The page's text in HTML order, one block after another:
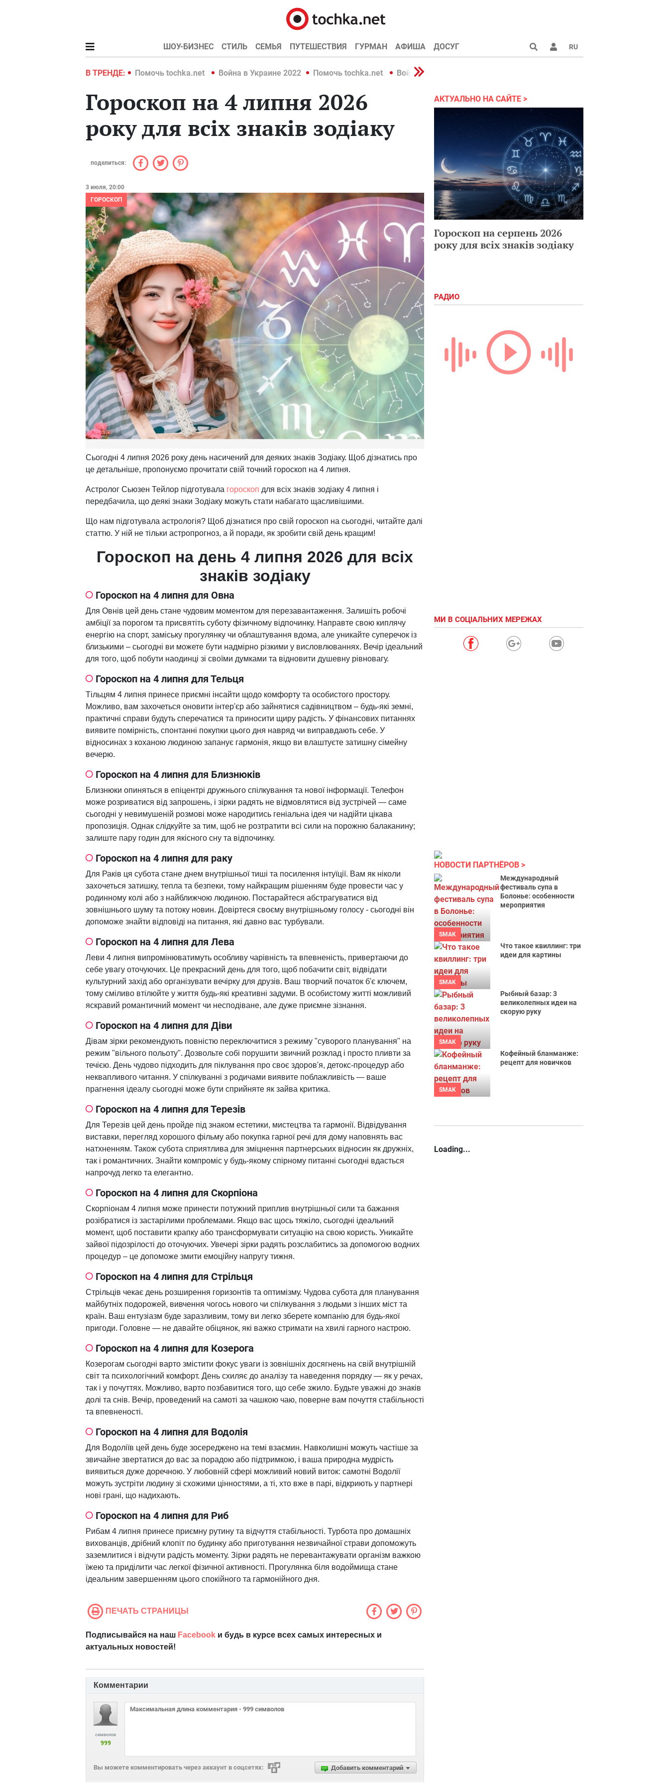
ШОУ-БИЗНЕС СТИЛЬ СЕМЬЯ ПУТЕШЕСТВИЯ ГУРМАН АФИША ДОСУГ RU
В ТРЕНДЕ:
Война в Украине 2022 Помочь tochka.net Война в Украине 2022 Помочь tochka.net Война в Украине 2022
Гороскоп на 4 липня 2026
року для всіх знаків зодіаку
поделиться:
3 июля, 20:00
ГОРОСКОП
Сьогодні 4 липня 2026 року день насичений для деяких знаків Зодіаку. Щоб дізнатись про
це детальніше, пропонуємо прочитати свій точний гороскоп на 4 липня.
Астролог Сьюзен Тейлор підготувала гороскоп для всіх знаків зодіаку 4 липня і
передбачила, що деякі знаки Зодіаку можуть стати набагато щасливішими.
Що нам підготувала астрологія? Щоб дізнатися про свій гороскоп на сьогодні, читайте далі
статтю. У ній не тільки астропрогноз, а й поради, як зробити свій день кращим!
Гороскоп на день 4 липня 2026 для всіх
знаків зодіаку
Гороскоп на 4 липня для Овна
Для Овнів цей день стане чудовим моментом для перезавантаження. Залишіть робочі
амбіції за порогом та присвятіть суботу фізичному відпочинку. Направте свою киплячу
енергію на спорт, заміську прогулянку чи облаштування вдома, але уникайте суперечок із
близькими – сьогодні ви можете бути надмірно різкими у висловлюваннях. Вечір ідеальний
для того, щоб побути наодинці зі своїми думками та відновити душевну рівновагу.
Гороскоп на 4 липня для Тельця
Тільцям 4 липня принесе приємні інсайти щодо комфорту та особистого простору.
Можливо, вам захочеться оновити інтер'єр або зайнятися садівництвом – будь-які земні,
практичні справи будуть сперечатися та приносити щиру радість. У фінансових питаннях
виявите помірність, спонтанні покупки цього дня навряд чи виправдають себе. У
відносинах з коханою людиною запанує гармонія, якщо ви влаштуєте затишну сімейну
вечерю.
Гороскоп на 4 липня для Близнюків
Близнюки опиняться в епіцентрі дружнього спілкування та нової інформації. Телефон
може розриватися від запрошень, і зірки радять не відмовлятися від зустрічей — саме
сьогодні у невимушеній розмові може народитись геніальна ідея чи надійти цікава
пропозиція. Однак слідкуйте за тим, щоб не розтратити всі сили на порожню балаканину;
залиште пару годин для якісного сну та відпочинку.
Гороскоп на 4 липня для раку
Для Раків ця субота стане днем ​​внутрішньої тиші та посилення інтуїції. Вам як ніколи
захочеться затишку, тепла та безпеки, тому найкращим рішенням буде провести час у
родинному колі або з найближчою людиною. Постарайтеся абстрагуватися від
зовнішнього шуму та потоку новин. Довіртеся своєму внутрішньому голосу - сьогодні він
допоможе знайти відповіді на питання, які давно вас турбували.
Гороскоп на 4 липня для Лева
Леви 4 липня випромінюватимуть особливу чарівність та впевненість, привертаючи до
себе увагу оточуючих. Це прекрасний день для того, щоб побачити світ, відвідати
культурний захід або організувати вечірку для друзів. Ваш творчий початок б'є ключем,
тому сміливо втілюйте у життя будь-які креативні задуми. В особистому житті можливий
яскравий романтичний момент чи несподіване, але дуже приємне зізнання.
Гороскоп на 4 липня для Діви
Дівам зірки рекомендують повністю переключитися з режиму "суворого планування" на
режим "вільного польоту". Дозвольте собі порушити звичний розклад і просто пливти за
течією. День чудово підходить для піклування про своє здоров'я, детокс-процедур або
неквапливого читання. У спілкуванні з родичами виявите поблажливість — ваше
прагнення ідеалу сьогодні може бути сприйняте як зайва критика.
Гороскоп на 4 липня для Терезів
Для Терезів цей день пройде під знаком естетики, мистецтва та гармонії. Відвідування
виставки, перегляд хорошого фільму або покупка гарної речі для дому наповнять вас
натхненням. Також субота сприятлива для зміцнення партнерських відносин як дружніх,
так і романтичних. Знайти компроміс у будь-якому спірному питанні сьогодні вдасться
напрочуд легко та елегантно.
Гороскоп на 4 липня для Скорпіона
Скорпіонам 4 липня може принести потужний приплив внутрішньої сили та бажання
розібратися із застарілими проблемами. Якщо вас щось тяжіло, сьогодні ідеальний
момент, щоб поставити крапку або трансформувати ситуацію на свою користь. Уникайте
зайвої підозрілості до оточуючих. Увечері зірки радять розслабитись за допомогою водних
процедур – це допоможе змити емоційну напругу тижня.
Гороскоп на 4 липня для Стрільця
Стрільців чекає день розширення горизонтів та оптимізму. Чудова субота для планування
майбутніх подорожей, вивчення чогось нового чи спілкування з людьми з інших міст та
країн. Ваш ентузіазм буде заразливим, тому ви легко зберете компанію для будь-якої
пригоди. Головне — не давайте обіцянок, які важко стримати на хвилі гарного настрою.
Гороскоп на 4 липня для Козерога
Козерогам сьогодні варто змістити фокус уваги із зовнішніх досягнень на свій внутрішній
світ та психологічний комфорт. День схиляє до аналізу та наведення порядку — як у речах,
так і у почуттях. Можливо, варто позбавитися того, що себе зжило. Будьте уважні до знаків
долі та снів. Вечір, проведений на самоті за чашкою чаю, поверне вам почуття стабільності
та впевненості.
Гороскоп на 4 липня для Водолія
Для Водоліїв цей день буде зосереджено на темі взаємин. Навколишні можуть частіше за
звичайне звертатися до вас за порадою або підтримкою, і ваша природна мудрість
виявиться дуже доречною. У любовній сфері можливий новий виток: самотні Водолії
можуть зустріти людину зі схожими цінностями, а ті, хто вже в парі, відкриють у партнері
нові грані, що надихають.
Гороскоп на 4 липня для Риб
Рибам 4 липня принесе приємну рутину та відчуття стабільності. Турбота про домашніх
вихованців, дрібний клопіт по будинку або приготування незвичайної страви допоможуть
заземлитися і відчути радість моменту. Зірки радять не перевантажувати організм важкою
їжею та приділити час легкої фізичної активності. Прогулянка біля водоймища стане
ідеальним завершенням цього спокійного та гармонійного дня.
ПЕЧАТЬ СТРАНИЦЫ
Подписывайся на наш Facebook и будь в курсе всех самых интересных и
актуальных новостей!
Комментарии
символов
999
Добавить комментарий
Вы можете комментировать через аккаунт в соцсетях:
АКТУАЛЬНО НА САЙТЕ
Гороскоп на серпень 2026
року для всіх знаків зодіаку
РАДИО
МИ В СОЦІАЛЬНИХ МЕРЕЖАХ
НОВОСТИ ПАРТНЁРОВ
SMAK
Международный
фестиваль супа в
Болонье: особенности
мероприятия
SMAK
Что такое квиллинг: три
идеи для картины
SMAK
Рыбный базар: 3
великолепных идеи на
скорую руку
SMAK
Кофейный бланманже:
рецепт для новичков
Loading...